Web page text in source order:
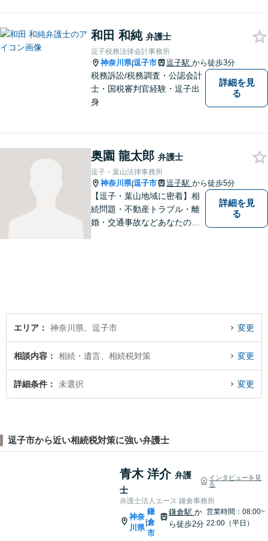
ど、幅広く対応可能。【明確
な料金体系】１件１件ていね
いに対応させて頂きます。ご
連絡ください。
和田 和純 弁護士
逗子税務法律会計事務所
神奈川県|逗子市 逗子駅 から徒歩3分
税務訴訟/税務調査・公認会計
士・国税審判官経験・逗子出
身
詳細を見
る
奥園 龍太郎 弁護士
逗子・葉山法律事務所
神奈川県|逗子市 逗子駅 から徒歩5分
【逗子・葉山地域に密着】相
続問題・不動産トラブル・離
婚・交通事故などあなたの困
詳細を見
る
エリア 神奈川県、逗子市 変更
相談内容 相続・遺言、相続税対策 変更
詳細条件 未選択 変更
逗子市から近い相続税対策に強い弁護士
青木 洋介 弁護
士
インタビューを見
る
弁護士法人エース 鎌倉事務所
神奈
川県
|
鎌
倉
市
鎌倉駅か
ら徒歩2分
営業時間：08:00~
22:00（平日）